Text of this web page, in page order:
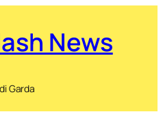
News
Garda